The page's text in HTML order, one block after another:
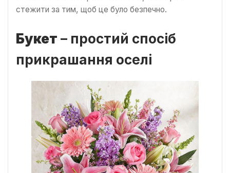
стежити за тим, щоб це було безпечно.
Букет – простий спосіб
прикрашання оселі